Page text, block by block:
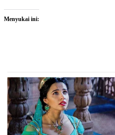
Menyukai ini: